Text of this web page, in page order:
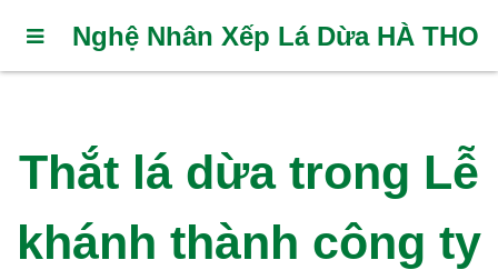
Nghệ Nhân Xếp Lá Dừa HÀ THO
Thắt lá dừa trong Lễ
khánh thành công ty